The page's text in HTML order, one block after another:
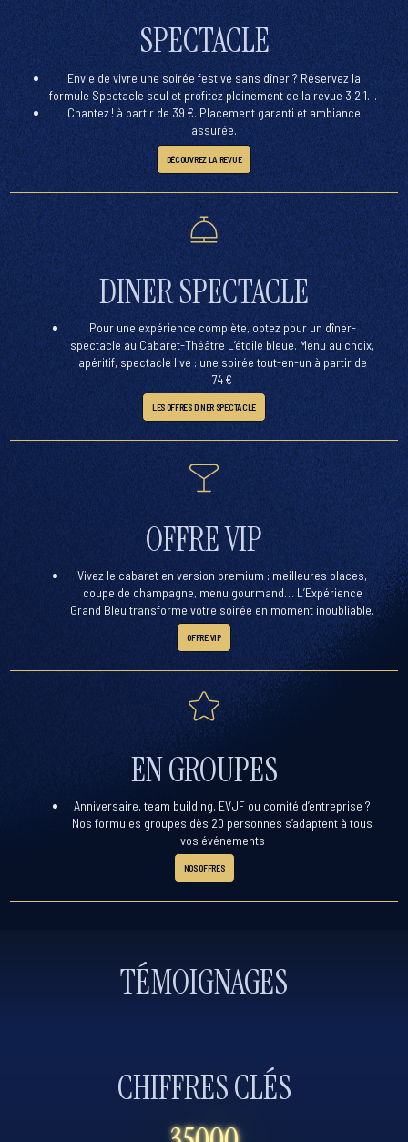
SPECTACLE
Envie de vivre une soirée festive sans dîner ? Réservez la
formuleSpectacle seulet profitez pleinement de la revue3 2 1…
Chantez !à partir de 39 €. Placement garanti et ambiance
assurée.
DÉCOUVREZ LA REVUE
DINER SPECTACLE
Pour une expérience complète, optez pour un dîner-
spectacle au Cabaret-Théâtre L’étoile bleue. Menu au choix,
apéritif, spectacle live : une soirée tout-en-un à partir de
74 €
LES OFFRES DINER SPECTACLE
OFFRE VIP
Vivez le cabaret en version premium : meilleures places,
coupe de champagne, menu gourmand… L’Expérience
Grand Bleu transforme votre soirée en moment inoubliable.
OFFRE VIP
EN GROUPES
Anniversaire, team building, EVJF ou comité d’entreprise ?
Nos formules groupes dès 20 personnes s’adaptent à tous
vos événements
NOS OFFRES
TÉMOIGNAGES
CHIFFRES CLÉS